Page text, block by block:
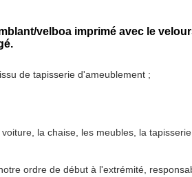
velboa imprimé avec le
de tapisserie d'ameublement ;
la chaise, les meubles, la
ordre de début à l'extrémité,